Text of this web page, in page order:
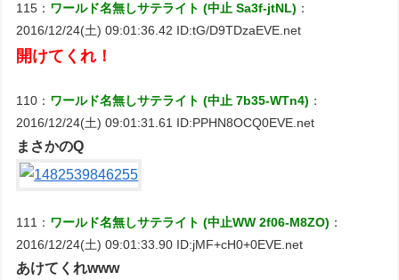
115： ワールド名無しサテライト (中止 Sa3f-jtNL) ：
2016/12/24(土) 09:01:36.42 ID:tG/D9TDzaEVE.net
開けてくれ！
110： ワールド名無しサテライト (中止 7b35-WTn4) ：
2016/12/24(土) 09:01:31.61 ID:PPHN8OCQ0EVE.net
まさかのQ
111： ワールド名無しサテライト (中止WW 2f06-M8ZO) ：
2016/12/24(土) 09:01:33.90 ID:jMF+cH0+0EVE.net
あけてくれwww